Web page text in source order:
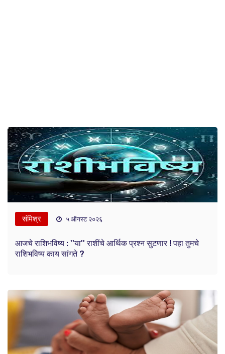
संमिश्र ५ ऑगस्ट २०२६
आजचे राशिभविष्य : ''या'' राशींचे आर्थिक प्रश्न सुटणार ! पहा तुमचे
राशिभविष्य काय सांगते ?